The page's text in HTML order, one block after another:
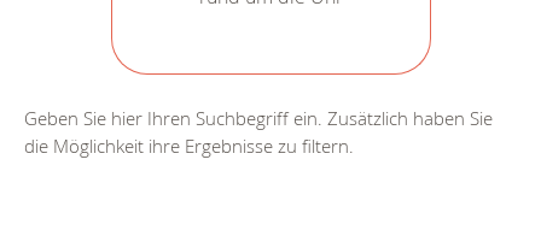
Geben Sie hier Ihren Suchbegriff ein. Zusätzlich haben Sie
die Möglichkeit ihre Ergebnisse zu filtern.